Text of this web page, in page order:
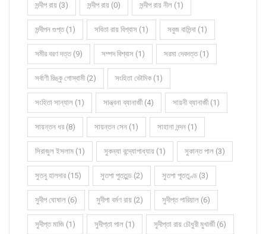
সন্দীপ রায় (3) সন্দীপ রায় (0) সন্দীপ রায় নীল (1)
সন্দীপন গুপ্ত (1) সবিতা রায় বিশ্বাস (1) সবুজ বাসিন্দা (1)
সমীর বরণ দত্ত (9) সম্পদ বিশ্বাস (1) সরমা দেবদত্ত (1)
সর্বাণী রিঙ্কু গোস্বামী (2) সংহিতা ভৌমিক (1)
সংহিতা সান্যাল (1) সান্ত্বনা ব্যানার্জী (4) সায়নী ব্যানার্জী (1)
সায়ন্তন ধর (8) সায়ন্তন সেন (1) সাহানা নন্দন (1)
সিরাজুল ইসলাম (1) সুকন্যা বন্দ্যোপাধ্যায় (1) সুকান্ত পাল (3)
সুতনু হালদার (15) সুতপা পুততুন্ড (2) সুতপা পূততুণ্ড (3)
সুদীপ ঘোষাল (6) সুদীপা বর্মণ রায় (2) সুদীপ্ত পারিয়াল (6)
সুদীপ্ত মাজি (1) সুদীপ্তা পাল (1) সুদীপ্তা রায় চৌধুরী মুখার্জী (6)